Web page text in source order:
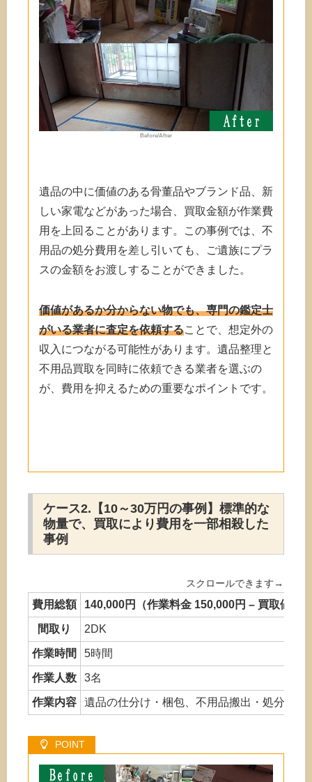
Before/After
遺品の中に価値のある骨董品やブランド品、新
しい家電などがあった場合、買取金額が作業費
用を上回ることがあります。この事例では、不
用品の処分費用を差し引いても、ご遺族にプラ
スの金額をお渡しすることができました。
価値があるか分からない物でも、専門の鑑定士
がいる業者に査定を依頼することで、想定外の
収入につながる可能性があります。遺品整理と
不用品買取を同時に依頼できる業者を選ぶの
が、費用を抑えるための重要なポイントです。
ケース2.【10～30万円の事例】標準的な
物量で、買取により費用を一部相殺した
事例
費用総額 140,000円（作業料金 150,000円 – 買取値引
間取り 2DK
作業時間 5時間
作業人数 3名
作業内容 遺品の仕分け・梱包、不用品搬出・処分、